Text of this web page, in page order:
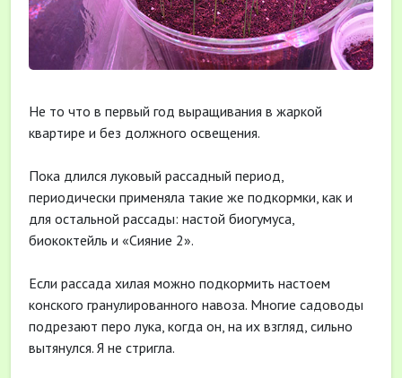
Не то что в первый год выращивания в жаркой
квартире и без должного освещения.
Пока длился луковый рассадный период,
периодически применяла такие же подкормки, как и
для остальной рассады: настой биогумуса,
биококтейль и «Сияние 2».
Если рассада хилая можно подкормить настоем
конского гранулированного навоза. Многие садоводы
подрезают перо лука, когда он, на их взгляд, сильно
вытянулся. Я не стригла.